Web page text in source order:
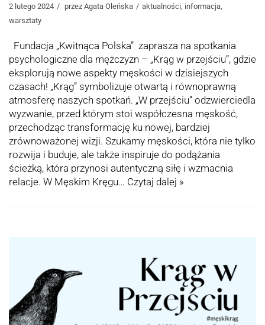
2 lutego 2024 przez Agata Oleńska aktualności, informacja,
warsztaty
Fundacja „Kwitnąca Polska” zaprasza na spotkania
psychologiczne dla mężczyzn – „Krąg w przejściu”, gdzie
eksplorują nowe aspekty męskości w dzisiejszych
czasach! „Krąg” symbolizuje otwartą i równoprawną
atmosferę naszych spotkań. „W przejściu” odzwierciedla
wyzwanie, przed którym stoi współczesna męskość,
przechodząc transformację ku nowej, bardziej
zrównoważonej wizji. Szukamy męskości, która nie tylko
rozwija i buduje, ale także inspiruje do podążania
ścieżką, która przynosi autentyczną siłę i wzmacnia
relacje. W Męskim Kręgu… Czytaj dalej »